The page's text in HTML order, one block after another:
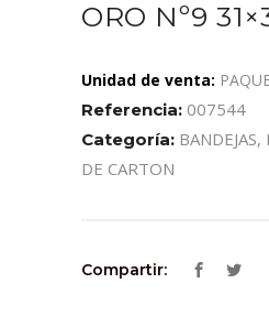
ORO Nº9
Unidad de venta:
Referencia: 007544
Categoría:
DE CARTON
Compartir: